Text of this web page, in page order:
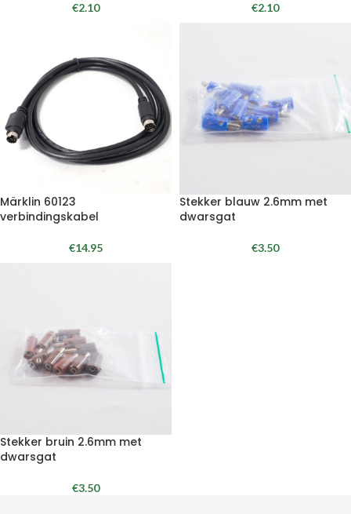
€2.10 €2.10
Märklin 60123
verbindingskabel
€14.95
Stekker blauw 2.6mm met
dwarsgat
€3.50
Stekker bruin 2.6mm met
dwarsgat
€3.50